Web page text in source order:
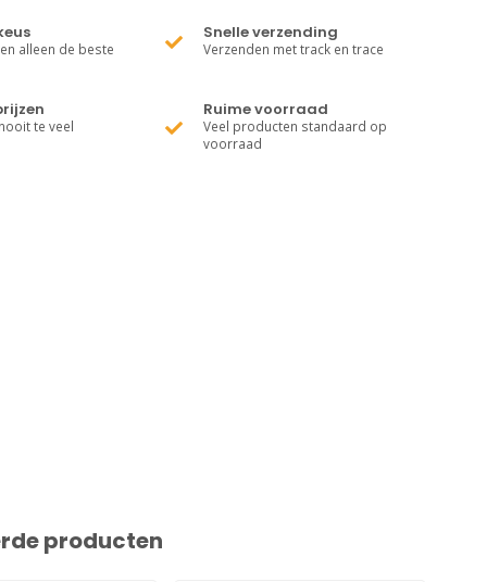
alleen de beste
Snelle verzending
Verzenden met track en trace
te veel
Ruime voorraad
Veel producten standaard op
voorraad
producten